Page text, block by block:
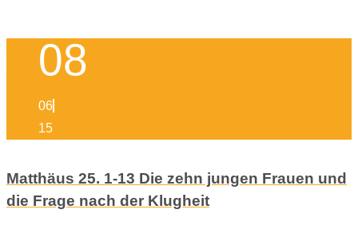
08
06
15
Matthäus 25. 1-13 Die zehn jungen Frauen und
die Frage nach der Klugheit